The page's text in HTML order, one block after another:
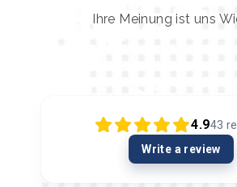
Ihre Meinung ist uns
4.943
Write a review